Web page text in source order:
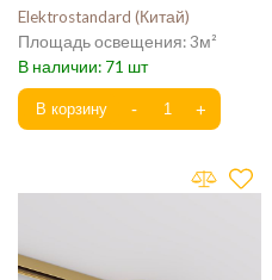
Elektrostandard Китай
3
71